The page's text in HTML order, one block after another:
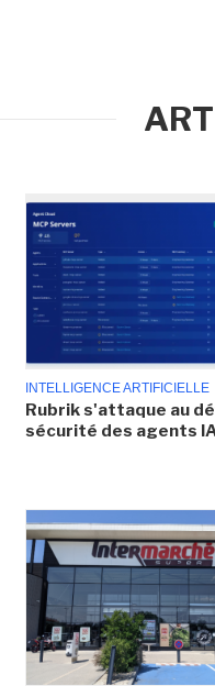
INTELLIGENCE ARTIFICIELLE
Rubrik s'attaque au
sécurité des agents